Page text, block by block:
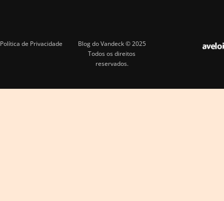
Política de Privacidade
Blog do Vandeck © 2025
Todos os direitos
reservados.